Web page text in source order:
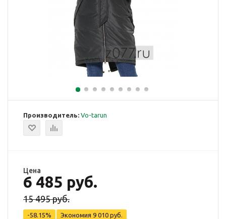
Производитель: Vo-tarun
Цена
6 485 руб.
15 495 руб.
-58.15% Экономия 9 010 руб.